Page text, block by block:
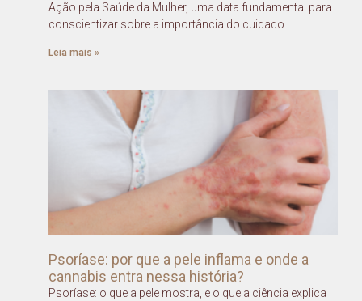
Ação pela Saúde da Mulher, uma data fundamental para
conscientizar sobre a importância do cuidado
Leia mais »
Psoríase: por que a pele inflama e onde a
cannabis entra nessa história?
Psoríase: o que a pele mostra, e o que a ciência explica